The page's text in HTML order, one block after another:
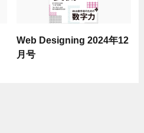
Web Designing 2024年12
月号